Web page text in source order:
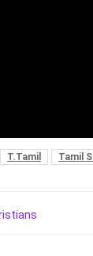
T.Tamil Tamil